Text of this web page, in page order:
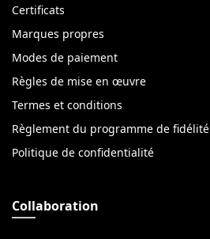
Certificats
Marques propres
Modes de paiement
Règles de mise en œuvre
Termes et conditions
Règlement du programme de fidélité
Politique de confidentialité
Collaboration